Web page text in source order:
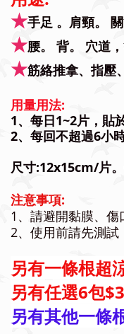
★手足 。肩頸。 關
★腰。 背。 穴道
★筋絡推拿、指壓
用量用法:
1、每日1~2片，貼
2、每回不超過6小時
尺寸:12x15cm/片
注意事項:
1、請避開黏膜、傷
2、使用前請先測試
另有一條根超
另有任選6包
另有其他一條